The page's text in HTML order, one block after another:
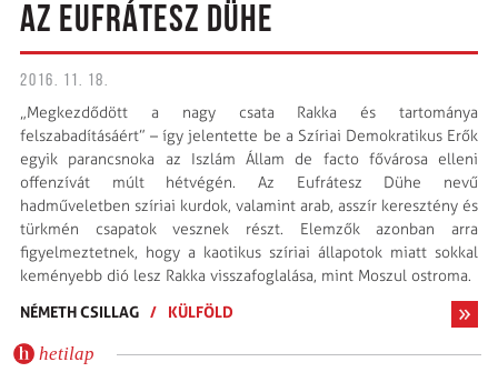
AZ EUFRÁTESZ DÜHE
2016. 11. 18.
„Megkezdődött a nagy csata Rakka és tartománya
felszabadításáért” – így jelentette be a Szíriai Demokratikus Erők
egyik parancsnoka az Iszlám Állam de facto fővárosa elleni
offenzívát múlt hétvégén. Az Eufrátesz Dühe nevű
hadműveletben szíriai kurdok, valamint arab, asszír keresztény és
türkmén csapatok vesznek részt. Elemzők azonban arra
figyelmeztetnek, hogy a kao­tikus szíriai állapotok miatt sokkal
keményebb dió lesz Rakka visszafoglalása, mint Moszul ostroma.
NÉMETH CSILLAG / KÜLFÖLD
hetilap